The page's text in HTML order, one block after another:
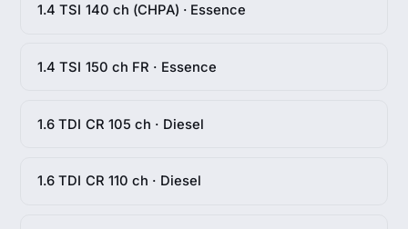
1.4 TSI 140 ch (CHPA) · Essence
1.4 TSI 150 ch FR · Essence
1.6 TDI CR 105 ch · Diesel
1.6 TDI CR 110 ch · Diesel